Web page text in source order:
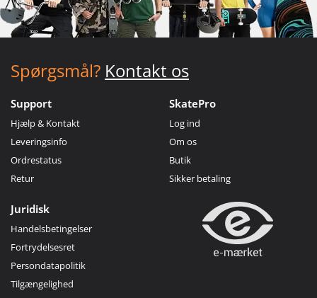
Spørgsmål? Kontakt os
Support
Hjælp & Kontakt
Leveringsinfo
Ordrestatus
Retur
SkatePro
Log ind
Om os
Butik
Sikker betaling
Juridisk
Handelsbetingelser
Fortrydelsesret
Persondatapolitik
Tilgængelighed